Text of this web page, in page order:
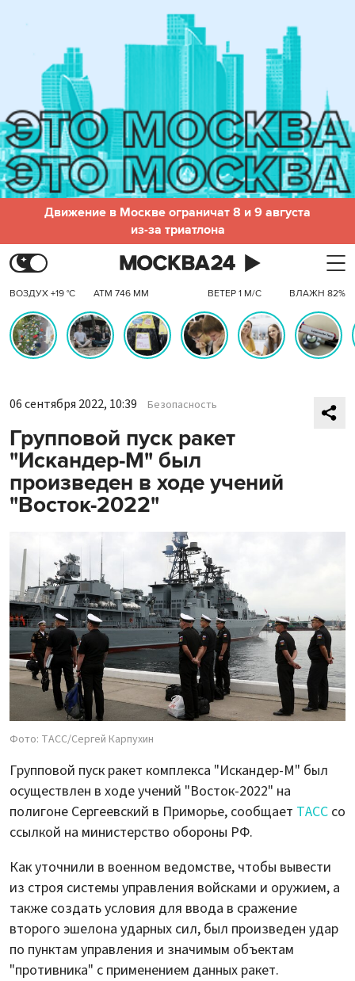
Движение в Москве ограничат 8 и 9 августа
из-за триатлона
ВОЗДУХ +19 °C АТМ 746 ММ ВЕТЕР 1 М/С ВЛАЖН 82%
06 сентября 2022, 10:39 Безопасность
Групповой пуск ракет
"Искандер-М" был
произведен в ходе учений
"Восток-2022"
Фото: ТАСС/Сергей Карпухин
Групповой пуск ракет комплекса "Искандер-М" был
осуществлен в ходе учений "Восток-2022" на
полигоне Сергеевский в Приморье, сообщает ТАСС со
ссылкой на министерство обороны РФ.
Как уточнили в военном ведомстве, чтобы вывести
из строя системы управления войсками и оружием, а
также создать условия для ввода в сражение
второго эшелона ударных сил, был произведен удар
по пунктам управления и значимым объектам
"противника" с применением данных ракет.